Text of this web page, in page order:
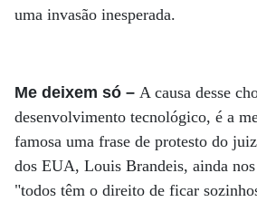
uma invasão inesperada.
Me deixem só – A causa desse
desenvolvimento tecnológico, é a
famosa uma frase de protesto do
dos EUA, Louis Brandeis, ainda
"todos têm o direito de ficar